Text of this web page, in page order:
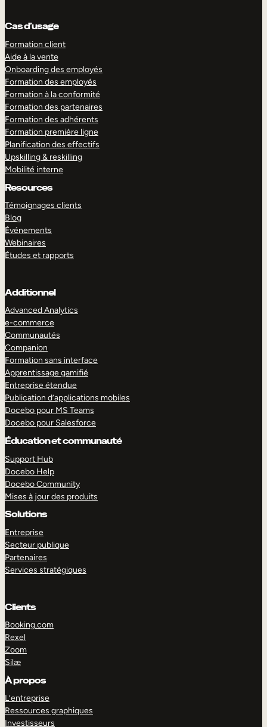
Cas d’usage
Formation client
Aide à la vente
Onboarding des employés
Formation des employés
Formation à la conformité
Formation des partenaires
Formation des adhérents
Formation première ligne
Planification des effectifs
Upskilling & reskilling
Mobilité interne
Resources
Témoignages clients
Blog
Événements
Webinaires
Études et rapports
Additionnel
Advanced Analytics
e-commerce
Communautés
Companion
Formation sans interface
Apprentissage gamifié
Entreprise étendue
Publication d’applications mobiles
Docebo pour MS Teams
Docebo pour Salesforce
Éducation et communauté
Support Hub
Docebo Help
Docebo Community
Mises à jour des produits
Solutions
Entreprise
Secteur publique
Partenaires
Services stratégiques
Clients
Booking.com
Rexel
Zoom
Silæ
À propos
L’entreprise
Ressources graphiques
Investisseurs